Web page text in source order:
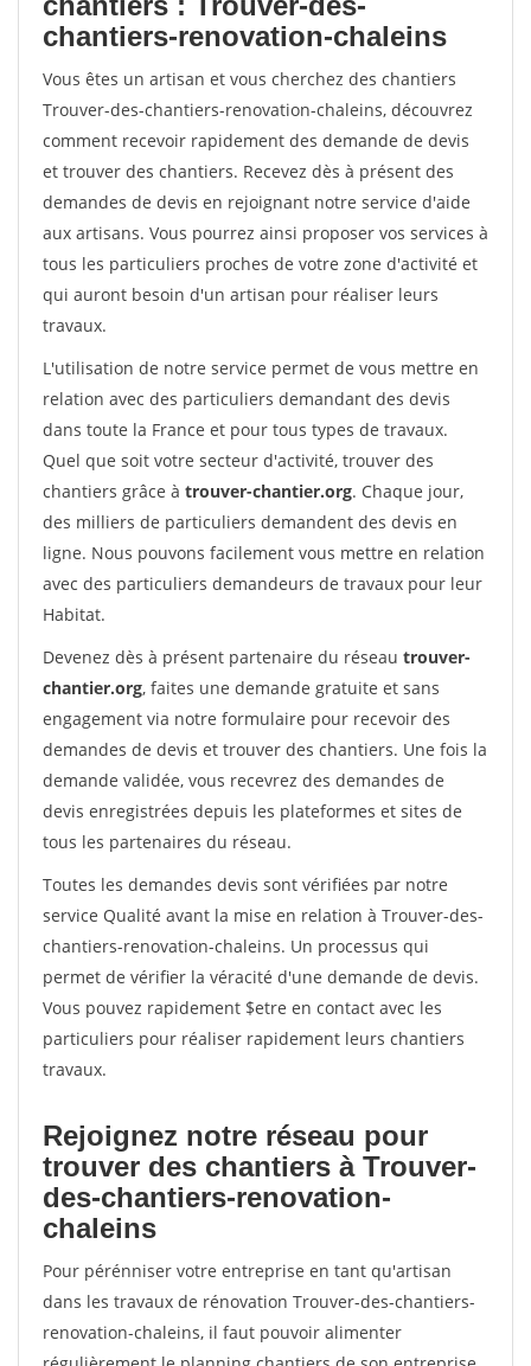
chantiers-renovation-chaleins
Vous êtes un artisan et vous cherchez des chantiers
Trouver-des-chantiers-renovation-chaleins, découvrez
comment recevoir rapidement des demande de devis
et trouver des chantiers. Recevez dès à présent des
demandes de devis en rejoignant notre service d'aide
aux artisans. Vous pourrez ainsi proposer vos services à
tous les particuliers proches de votre zone d'activité et
qui auront besoin d'un artisan pour réaliser leurs
travaux.
L'utilisation de notre service permet de vous mettre en
relation avec des particuliers demandant des devis
dans toute la France et pour tous types de travaux.
Quel que soit votre secteur d'activité, trouver des
chantiers grâce à trouver-chantier.org. Chaque jour,
des milliers de particuliers demandent des devis en
ligne. Nous pouvons facilement vous mettre en relation
avec des particuliers demandeurs de travaux pour leur
Habitat.
Devenez dès à présent partenaire du réseau trouver-
chantier.org, faites une demande gratuite et sans
engagement via notre formulaire pour recevoir des
demandes de devis et trouver des chantiers. Une fois la
demande validée, vous recevrez des demandes de
devis enregistrées depuis les plateformes et sites de
tous les partenaires du réseau.
Toutes les demandes devis sont vérifiées par notre
service Qualité avant la mise en relation à Trouver-des-
chantiers-renovation-chaleins. Un processus qui
permet de vérifier la véracité d'une demande de devis.
Vous pouvez rapidement $etre en contact avec les
particuliers pour réaliser rapidement leurs chantiers
travaux.
Rejoignez notre réseau pour
trouver des chantiers à Trouver-
des-chantiers-renovation-
chaleins
Pour pérénniser votre entreprise en tant qu'artisan
dans les travaux de rénovation Trouver-des-chantiers-
renovation-chaleins, il faut pouvoir alimenter